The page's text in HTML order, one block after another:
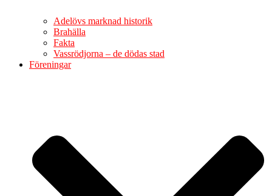
Adelövs marknad historik
Brahälla
Fakta
Vassrödjorna – de dödas stad
Föreningar